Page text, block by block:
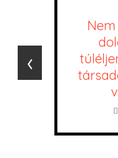
‹